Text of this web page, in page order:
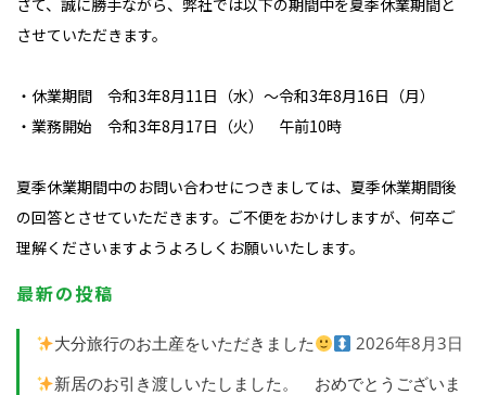
さて、誠に勝手ながら、弊社では以下の期間中を夏季休業期間と
させていただきます。
・休業期間 令和3年8月11日（水）～令和3年8月16日（月）
・業務開始 令和3年8月17日（火） 午前10時
夏季休業期間中のお問い合わせにつきましては、夏季休業期間後
の回答とさせていただきます。ご不便をおかけしますが、何卒ご
理解くださいますようよろしくお願いいたします。
最新の投稿
大分旅行のお土産をいただきました
2026年8月3日
新居のお引き渡しいたしました。 おめでとうございま